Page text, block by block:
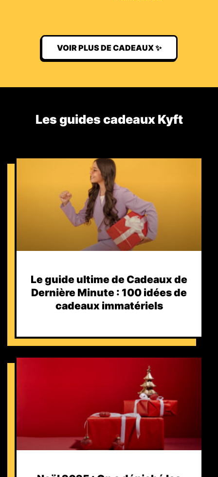
VOIR PLUS DE CADEAUX ✨
Les guides cadeaux Kyft​
Le guide ultime de Cadeaux de
Dernière Minute : 100 idées de
cadeaux immatériels